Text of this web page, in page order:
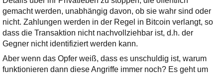
gemacht werden, unabhängig davon, ob sie wahr sind oder
nicht. Zahlungen werden in der Regel in Bitcoin verlangt, so
dass die Transaktion nicht nachvollziehbar ist, d.h. der
Gegner nicht identifiziert werden kann.
Aber wenn das Opfer weiß, dass es unschuldig ist, warum
funktionieren dann diese Angriffe immer noch? Es geht um